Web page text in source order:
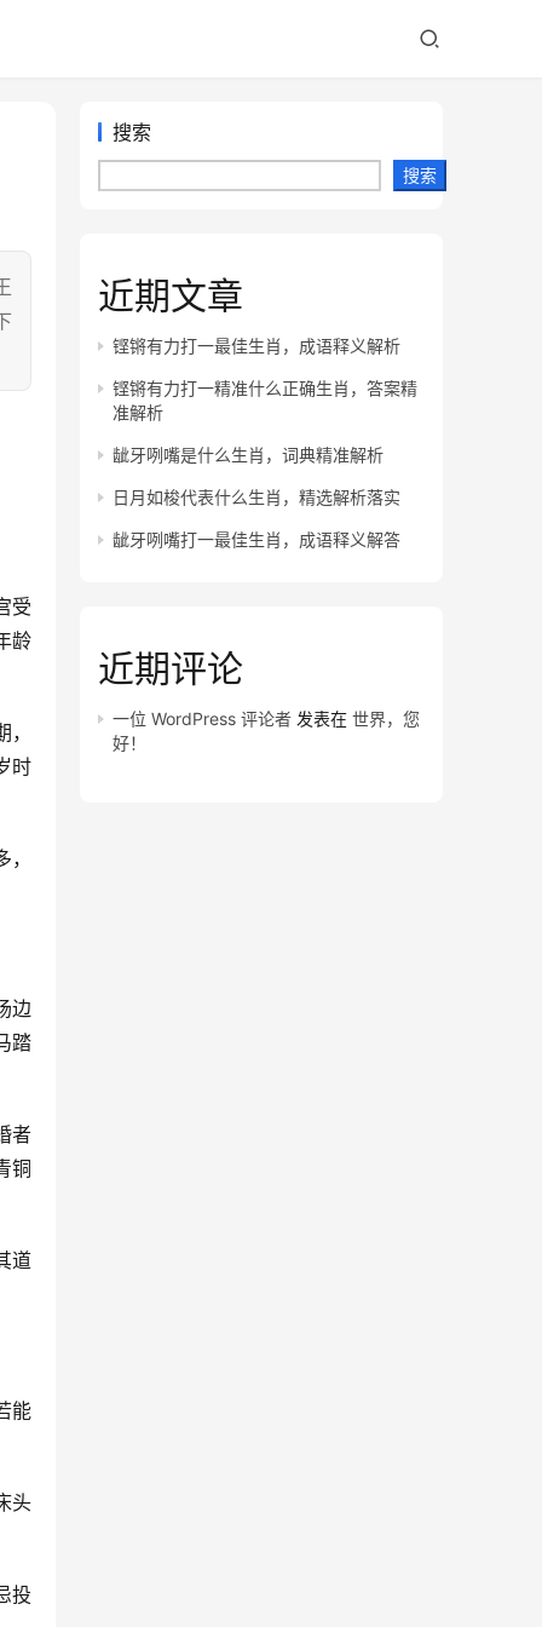
受
龄
时
边
踏
者
铜
道
能
头
投
搜索
搜索
近期文章
铿锵有力打一最佳生肖，成语释义解析
铿锵有力打一精准什么正确生肖，答案精
准解析
龇牙咧嘴是什么生肖，词典精准解析
日月如梭代表什么生肖，精选解析落实
龇牙咧嘴打一最佳生肖，成语释义解答
近期评论
一位 WordPress 评论者 发表在 世界，您
好！